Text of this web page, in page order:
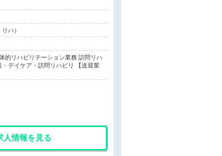
ハ）
的リハビリテーション業務 訪問リハ
デイケア・訪問リハビリ 【送迎業
人情報を見る